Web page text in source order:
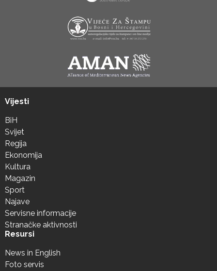
Vijesti
BiH
Svijet
Regija
Ekonomija
Kultura
Magazin
Sport
Najave
Servisne informacije
Stranačke aktivnosti
Resursi
News in English
Foto servis